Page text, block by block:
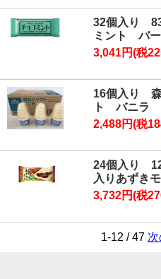
32個入り
ミント バー
3,041円(税
16個入り
ト バニラ
2,488円(税
24個入り
入りあずき
3,732円(税
1-12 / 47